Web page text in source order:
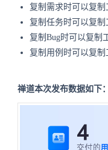
复制需求时可以复
复制任务时可以复
复制Bug时可以复制
复制用例时可以复
禅道本次发布数据如下：